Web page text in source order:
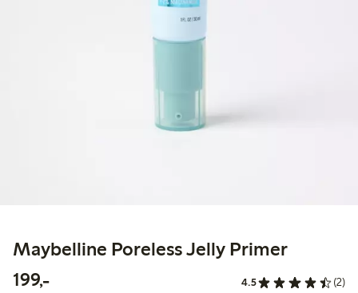
Maybelline Poreless Jelly Primer
199,-199,00 kr 4.5 (2)